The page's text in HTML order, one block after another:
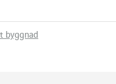
byggnad